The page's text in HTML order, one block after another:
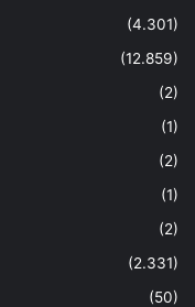
(4.301)
(12.859)
(2)
(1)
(2)
(1)
(2)
(2.331)
(50)